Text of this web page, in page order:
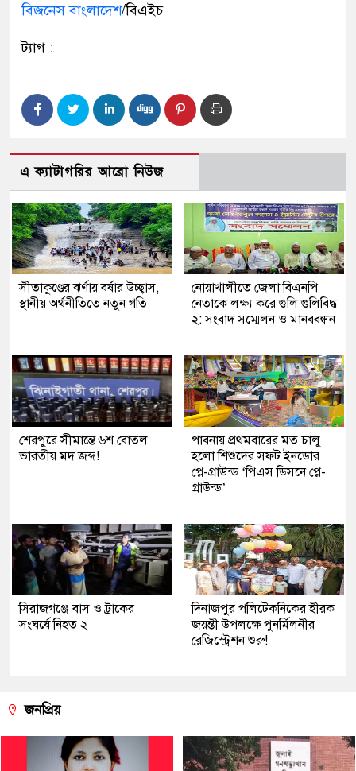
বিজনেস বাংলাদেশ/বিএইচ
ট্যাগ :
এ ক্যাটাগরির আরো নিউজ
সীতাকুণ্ডের ঝর্ণায় বর্ষার উচ্ছ্বাস,
স্থানীয় অর্থনীতিতে নতুন গতি
নোয়াখালীতে জেলা বিএনপি
নেতাকে লক্ষ্য করে গুলি গুলিবিদ্ধ
২: সংবাদ সম্মেলন ও মানববন্ধন
শেরপুরে সীমান্তে ৬শ বোতল
ভারতীয় মদ জব্দ!
পাবনায় প্রথমবারের মত চালু
হলো শিশুদের সফট ইনডোর
প্লে-গ্রাউন্ড ‘পিএস ডিসনে প্লে-
গ্রাউন্ড’
সিরাজগঞ্জে বাস ও ট্রাকের
সংঘর্ষে নিহত ২
দিনাজপুর পলিটেকনিকের হীরক
জয়ন্তী উপলক্ষে পুনর্মিলনীর
রেজিস্ট্রেশন শুরু!
জনপ্রিয়